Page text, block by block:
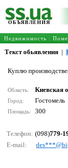
ОБЪЯВЛЕНИЯ
Недвижимость :
Текст обьявления |
Куплю
Область: Киевская
Город: Гостомель
Площадь: 300
Телефон: (098)779-
E-mail: